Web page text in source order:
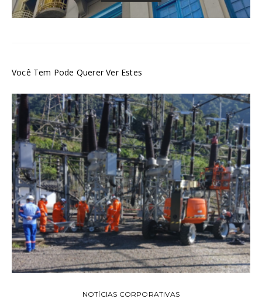
Você Tem Pode Querer Ver Estes
NOTÍCIAS CORPORATIVAS